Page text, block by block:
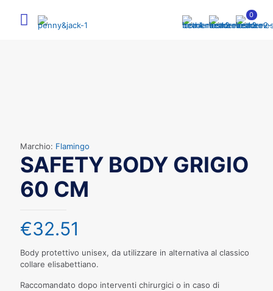
0
Marchio: Flamingo
SAFETY BODY GRIGIO
60 CM
€32.51
Body protettivo unisex, da utilizzare in alternativa al classico
collare elisabettiano.
Raccomandato dopo interventi chirurgici o in caso di